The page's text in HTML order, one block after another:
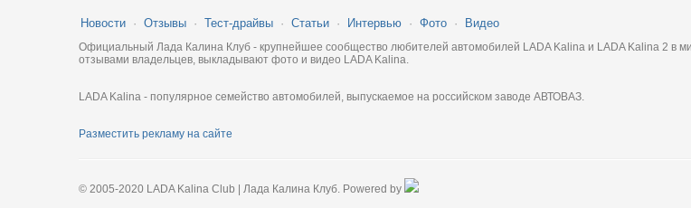
Новости · Отзывы · Тест-драйвы · Статьи · Интервью · Фото · Видео
Официальный Лада Калина Клуб - крупнейшее сообщество любителей автомобилей LADA Kalina и LADA Kalina 2 в
отзывами владельцев, выкладывают фото и видео LADA Kalina.
LADA Kalina - популярное семейство автомобилей, выпускаемое на российском заводе АВТОВАЗ.
Разместить рекламу на сайте
© 2005-2020 LADA Kalina Club | Лада Калина Клуб. Powered by